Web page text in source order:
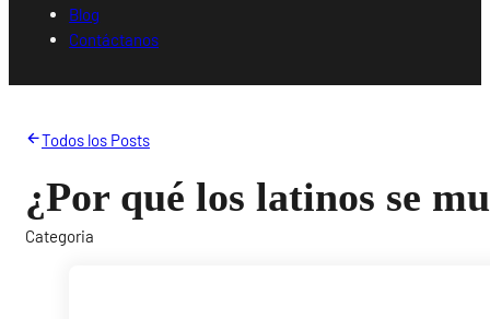
Blog
Contáctanos
Todos los Posts
¿Por qué los latinos se
Categoria